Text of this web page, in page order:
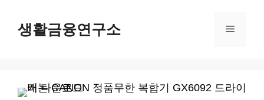
생활금융연구소 메